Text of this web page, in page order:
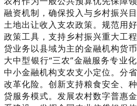
融资机制，确保投入与乡村振兴
土地出让收入支农政策。规范用
政策工具，支持乡村振兴重大工
贷业务以县域为主的金融机构货
大中型银行“三农”金融服务专业
中小金融机构支农支小定位。分
改革化险。创新支持粮食安全、
贷服务模式。发展农村数字普惠